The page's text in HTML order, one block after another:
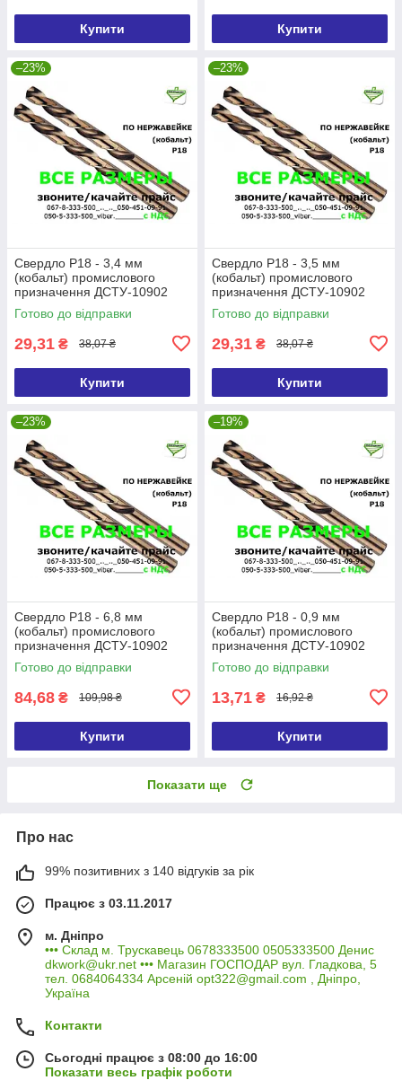
Купити Купити
–23%
Свердло Р18 - 3,4 мм
(кобальт) промислового
призначення ДСТУ-10902
Р6М5К5/Р9 (DIN338 G-Co)
Готово до відправки
29,31 ₴ 38,07 ₴
Купити
–23%
Свердло Р18 - 3,5 мм
(кобальт) промислового
призначення ДСТУ-10902
Р6М5К5/Р9 (DIN338 G-Co)
Готово до відправки
29,31 ₴ 38,07 ₴
Купити
–23%
Свердло Р18 - 6,8 мм
(кобальт) промислового
призначення ДСТУ-10902
Р6М5К5/Р9 (DIN338 G-Co)
Готово до відправки
84,68 ₴ 109,98 ₴
Купити
–19%
Свердло Р18 - 0,9 мм
(кобальт) промислового
призначення ДСТУ-10902
Р6М5К5/Р9 (DIN338 G-Co)
Готово до відправки
13,71 ₴ 16,92 ₴
Купити
Показати ще
Про нас
99% позитивних з 140 відгуків за рік
Працює з 03.11.2017
м. Дніпро
••• Склад м. Трускавець 0678333500 0505333500 Денис
dkwork@ukr.net ••• Магазин ГОСПОДАР вул. Гладкова, 5
тел. 0684064334 Арсеній opt322@gmail.com , Дніпро,
Україна
Контакти
Сьогодні працює з 08:00 до 16:00
Показати весь графік роботи